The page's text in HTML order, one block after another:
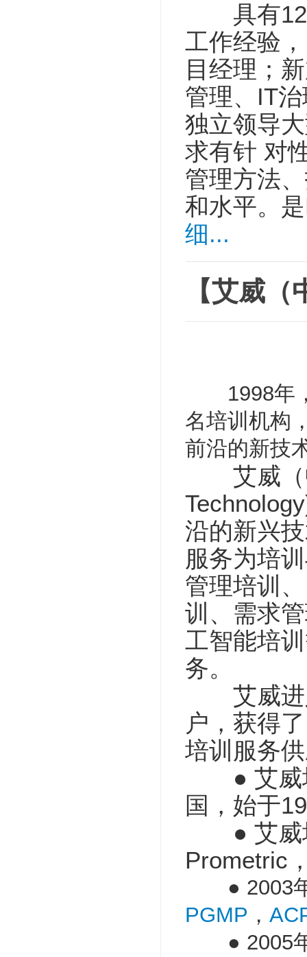
具有12
工作经验
目经理；
管理、IT
独立领导
求有针 对
管理方法
和水平。
细...
【艾威
1998年，
名培训机构
前沿的新技
艾威（
沿的新兴
服务为培
管理培训
训、需求
工智能培
务。
艾威进
户，获得
培训服务
● 艾威培
国，始于
● 艾威培
Prometric
● 2003年
PGMP ，
● 2005年